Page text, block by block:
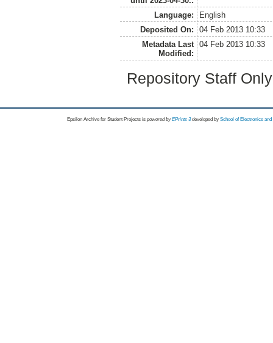
Language:
English
Deposited On:
04 Feb 2013 10:33
Metadata Last
Modified:
04 Feb 2013 10:33
Repository Staff
Epsilon Archive for Student Projects is powored byEPrints 3 developed by School of Electronics